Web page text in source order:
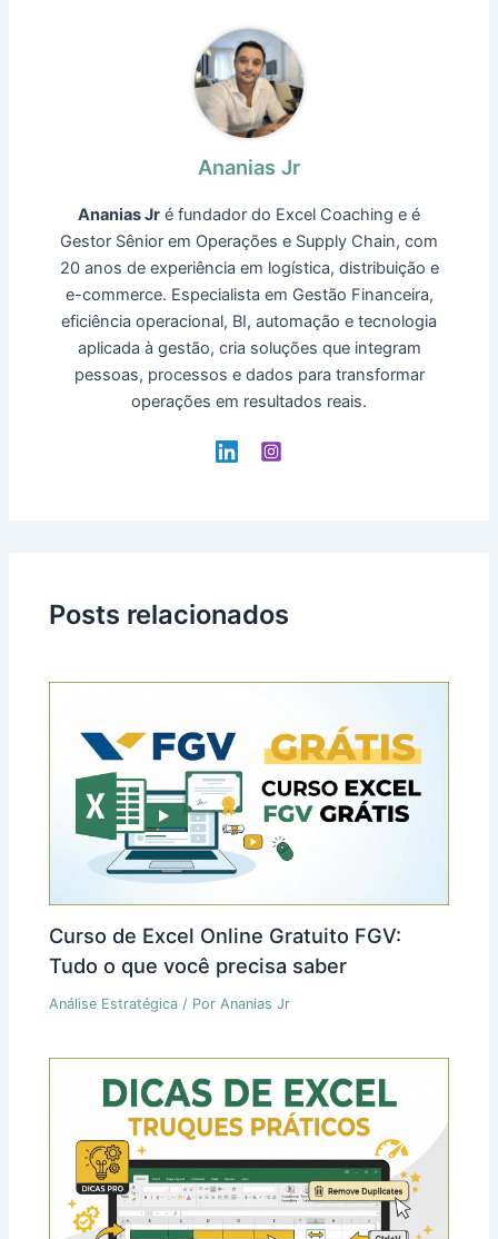
Ananias Jr
Ananias Jr é fundador do Excel Coaching e é
Gestor Sênior em Operações e Supply Chain, com
20 anos de experiência em logística, distribuição e
e-commerce. Especialista em Gestão Financeira,
eficiência operacional, BI, automação e tecnologia
aplicada à gestão, cria soluções que integram
pessoas, processos e dados para transformar
operações em resultados reais.
Posts relacionados
Curso de Excel Online Gratuito FGV:
Tudo o que você precisa saber
Análise Estratégica / PorAnanias Jr